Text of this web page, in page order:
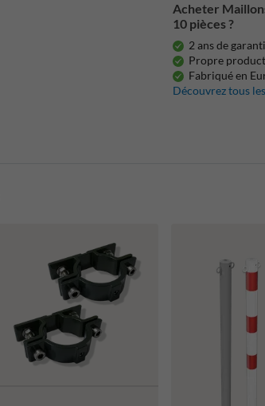
Acheter
10 pièces ?
2 ans de
Propre
Fabriqué en
Découvrez tous